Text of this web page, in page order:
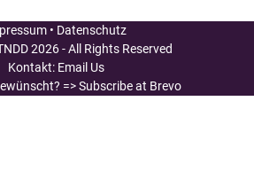
• Datenschutz
2026 - All Rights Reserved
Kontakt: Email Us
=> Subscribe at Brevo